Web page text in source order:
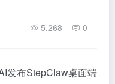
5,268 0
发布StepClaw桌面端